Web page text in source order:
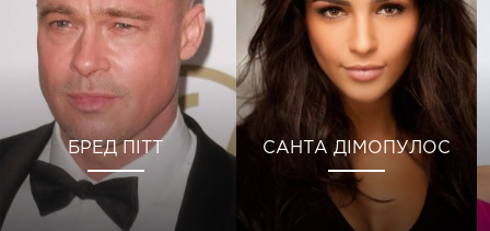
БРЕД ПІТТ САНТА ДІМОПУЛОС